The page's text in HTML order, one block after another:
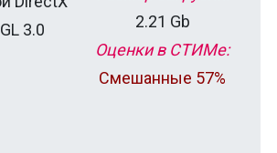
3.0
2.21 Gb
Оценки в СТИМе:
Смешанные 57%